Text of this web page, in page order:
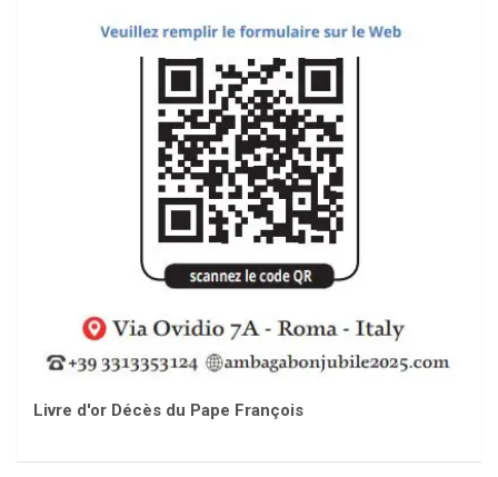
Livre d'or Décès du Pape François